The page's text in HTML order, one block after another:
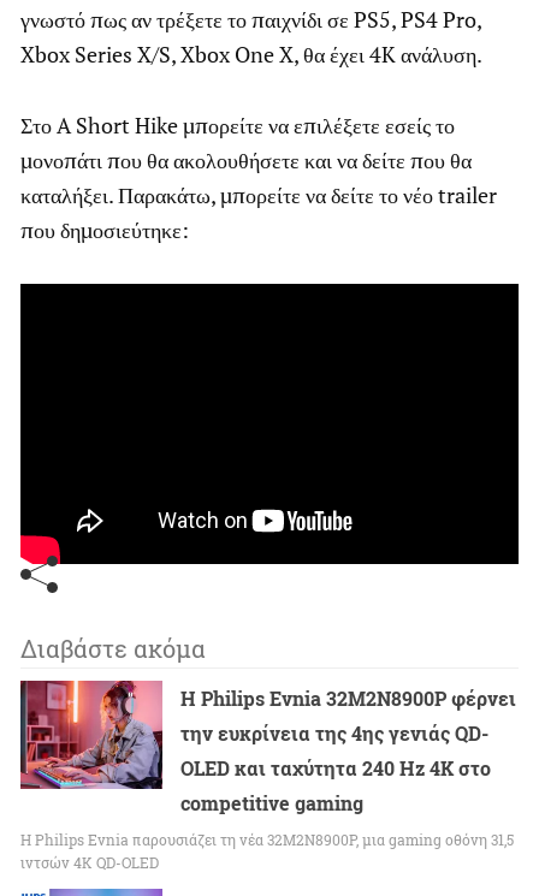
γνωστό πως αν τρέξετε το παιχνίδι σε PS5, PS4 Pro,
Xbox Series X/S, Xbox One X, θα έχει 4K ανάλυση.
Στο A Short Hike μπορείτε να επιλέξετε εσείς το
μονοπάτι που θα ακολουθήσετε και να δείτε που θα
καταλήξει. Παρακάτω, μπορείτε να δείτε το νέο trailer
που δημοσιεύτηκε:
Διαβάστε ακόμα
Η Philips Evnia 32M2N8900P φέρνει
την ευκρίνεια της 4ης γενιάς QD-
OLED και ταχύτητα 240 Hz 4K στο
competitive gaming
Η Philips Evnia παρουσιάζει τη νέα 32M2N8900P, μια gaming οθόνη 31,5
ιντσών 4K QD-OLED